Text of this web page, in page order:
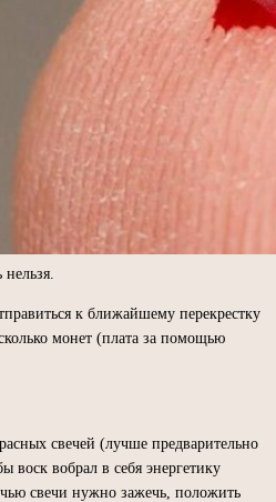
к ближайшему перекрестку
монет (плата за помощью
свечей (лучше предварительно
воск вобрал в себя энергетику
свечи нужно зажечь, положить